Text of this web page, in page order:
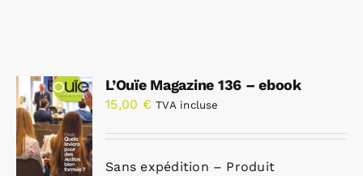
L’Ouïe Magazine 136 – ebook
15,00 € TVA incluse
Sans expédition – Produit